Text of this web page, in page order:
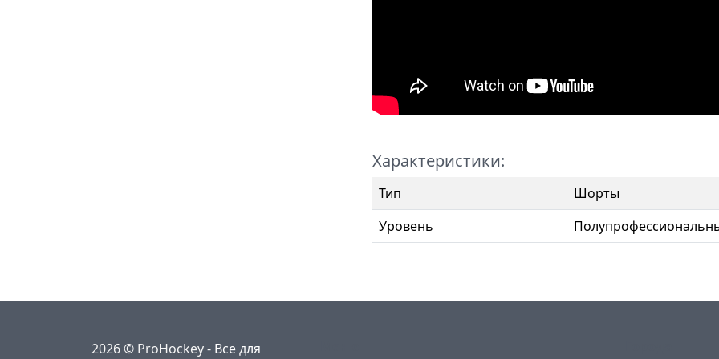
Характеристики:
Тип
Шорты
Уровень
2026 © ProHockey - Все для